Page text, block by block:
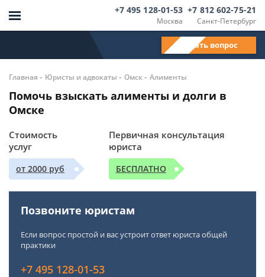
Москва
+7 495 128-01-53
Санкт-Петербург
+7 812 602-75-21
Задать вопрос
Главная - Юристы и адвокаты - Омск- Алименты
Помочь взыскать алименты и долги в
Омске
Стоимость
услуг
от 2000 руб
Первичная консультация
юриста
БЕСПЛАТНО
Позвоните юристам
Если вопрос простой и вас устроит ответ юриста общей
практики
+7 495 128-01-53